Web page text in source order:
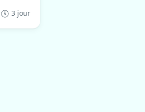
3 jour